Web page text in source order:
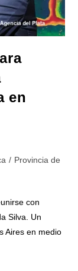
en
/ Provincia de
con
Silva. Un
Aires en medio